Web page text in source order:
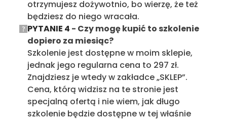
otrzymujesz dożywotnio, bo wierzę, że też
będziesz do niego wracała.
PYTANIE 4 - Czy mogę kupić to szkolenie
dopiero za miesiąc?
Szkolenie jest dostępne w moim sklepie,
jednak jego regularna cena to 297 zł.
Znajdziesz je wtedy w zakładce „SKLEP”.
Cena, którą widzisz na te stronie jest
specjalną ofertą i nie wiem, jak długo
szkolenie będzie dostępne w tej właśnie